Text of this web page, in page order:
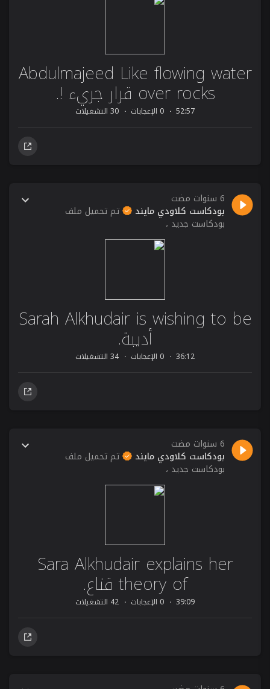
Abdulmajeed Like flowing water
over rocks قرار جريء !.
52:57 0 الإعجابات 30 التشغيلات
6 سنوات مضت
بودكاست كلاودي مايند تم تحميل ملف
بودكاست جديد ،
Sarah Alkhudair is wishing to be
أديبة.
36:12 0 الإعجابات 34 التشغيلات
6 سنوات مضت
بودكاست كلاودي مايند تم تحميل ملف
بودكاست جديد ،
Sara Alkhudair explains her
theory of قناع.
39:09 0 الإعجابات 42 التشغيلات